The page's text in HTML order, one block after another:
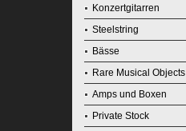
Konzertgitarren
Steelstring
Bässe
Rare Musical Objects
Amps und Boxen
Private Stock